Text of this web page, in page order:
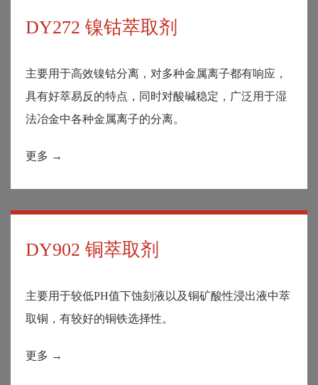
DY272 镍钴萃取剂
主要用于高效镍钴分离，对多种金属离子都有响应，
具有好萃易反的特点，同时对酸碱稳定，广泛用于湿
法冶金中各种金属离子的分离。
更多 →
DY902 铜萃取剂
主要用于较低PH值下蚀刻液以及铜矿酸性浸出液中萃
取铜，有较好的铜铁选择性。
更多 →